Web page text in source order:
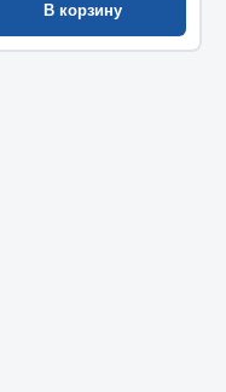
В корзину